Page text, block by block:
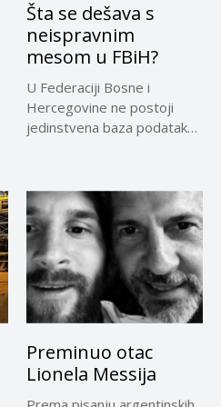
Šta se dešava s
neispravnim
mesom u FBiH?
U Federaciji Bosne i
Hercegovine ne postoji
jedinstvena baza podataka
Preminuo otac
Lionela Messija